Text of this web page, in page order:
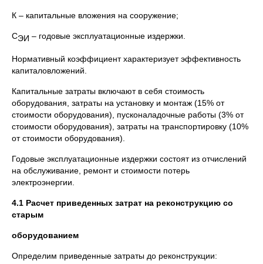
К – капитальные вложения на сооружение;
СЭИ – годовые эксплуатационные издержки.
Нормативный коэффициент характеризует эффективность
капиталовложений.
Капитальные затраты включают в себя стоимость
оборудования, затраты на установку и монтаж (15% от
стоимости оборудования), пусконаладочные работы (3% от
стоимости оборудования), затраты на транспортировку (10%
от стоимости оборудования).
Годовые эксплуатационные издержки состоят из отчислений
на обслуживание, ремонт и стоимости потерь
электроэнергии.
4.1 Расчет приведенных затрат на реконструкцию со
старым
оборудованием
Определим приведенные затраты до реконструкции: